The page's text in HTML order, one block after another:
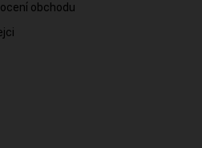
obchodu